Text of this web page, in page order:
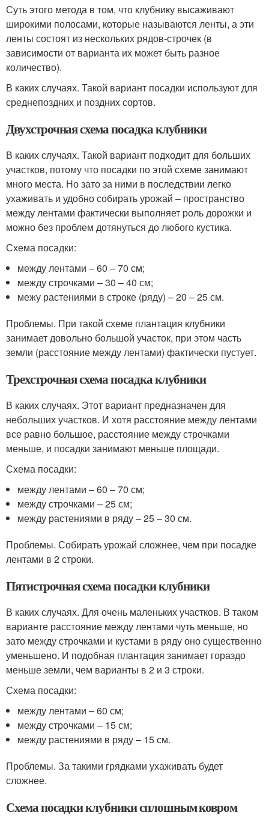
Суть этого метода в том, что клубнику высаживают
широкими полосами, которые называются ленты, а эти
ленты состоят из нескольких рядов-строчек (в
зависимости от варианта их может быть разное
количество).
В каких случаях. Такой вариант посадки используют для
среднепоздних и поздних сортов.
Двухстрочная схема посадка клубники
В каких случаях. Такой вариант подходит для больших
участков, потому что посадки по этой схеме занимают
много места. Но зато за ними в последствии легко
ухаживать и удобно собирать урожай – пространство
между лентами фактически выполняет роль дорожки и
можно без проблем дотянуться до любого кустика.
Схема посадки:
между лентами – 60 – 70 см;
между строчками – 30 – 40 см;
межу растениями в строке (ряду) – 20 – 25 см.
Проблемы. При такой схеме плантация клубники
занимает довольно большой участок, при этом часть
земли (расстояние между лентами) фактически пустует.
Трехстрочная схема посадка клубники
В каких случаях. Этот вариант предназначен для
небольших участков. И хотя расстояние между лентами
все равно большое, расстояние между строчками
меньше, и посадки занимают меньше площади.
Схема посадки:
между лентами – 60 – 70 см;
между строчками – 25 см;
между растениями в ряду – 25 – 30 см.
Проблемы. Собирать урожай сложнее, чем при посадке
лентами в 2 строки.
Пятистрочная схема посадки клубники
В каких случаях. Для очень маленьких участков. В таком
варианте расстояние между лентами чуть меньше, но
зато между строчками и кустами в ряду оно существенно
уменьшено. И подобная плантация занимает гораздо
меньше земли, чем варианты в 2 и 3 строки.
Схема посадки:
между лентами – 60 см;
между строчками – 15 см;
между растениями в ряду – 15 см.
Проблемы. За такими грядками ухаживать будет
сложнее.
Схема посадки клубники сплошным ковром